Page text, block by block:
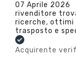
07 Aprile 2026
rivenditore
ricerche, ottimi
trasposto e
Acquirente